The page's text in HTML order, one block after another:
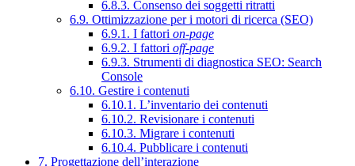
6.8.3. Consenso dei soggetti ritratti
6.9. Ottimizzazione per i motori di ricerca (SEO)
6.9.1. I fattori on-page
6.9.2. I fattori off-page
6.9.3. Strumenti di diagnostica SEO: Search
Console
6.10. Gestire i contenuti
6.10.1. L’inventario dei contenuti
6.10.2. Revisionare i contenuti
6.10.3. Migrare i contenuti
6.10.4. Pubblicare i contenuti
7. Progettazione dell’interazione